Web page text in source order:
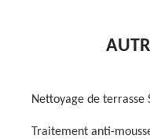
Nettoyage de terrasse
Traitement anti-